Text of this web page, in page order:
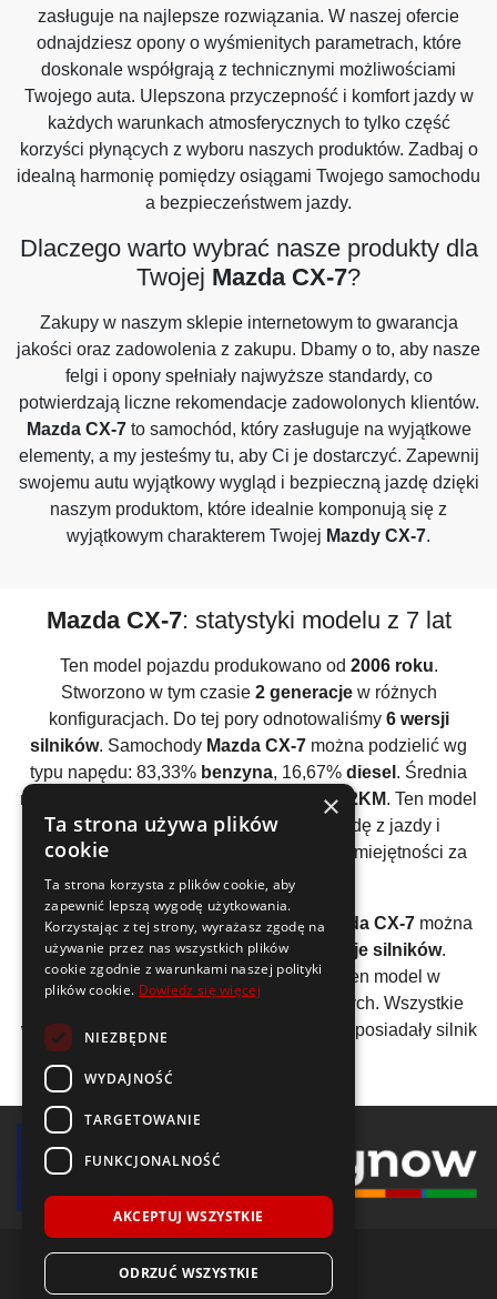
zasługuje na najlepsze rozwiązania. W naszej ofercie
odnajdziesz opony o wyśmienitych parametrach, które
doskonale współgrają z technicznymi możliwościami
Twojego auta. Ulepszona przyczepność i komfort jazdy w
każdych warunkach atmosferycznych to tylko część
korzyści płynących z wyboru naszych produktów. Zadbaj o
idealną harmonię pomiędzy osiągami Twojego samochodu
a bezpieczeństwem jazdy.
Dlaczego warto wybrać nasze produkty dla
Twojej Mazda CX-7?
Zakupy w naszym sklepie internetowym to gwarancja
jakości oraz zadowolenia z zakupu. Dbamy o to, aby nasze
felgi i opony spełniały najwyższe standardy, co
potwierdzają liczne rekomendacje zadowolonych klientów.
Mazda CX-7to samochód, który zasługuje na wyjątkowe
elementy, a my jesteśmy tu, aby Ci je dostarczyć. Zapewnij
swojemu autu wyjątkowy wygląd i bezpieczną jazdę dzięki
naszym produktom, które idealnie komponują się z
wyjątkowym charakterem Twojej Mazdy CX-7.
Mazda CX-7: statystyki modelu z 7 lat
Ten model pojazdu produkowano od 2006 roku.
Stworzono w tym czasie 2 generacjew różnych
konfiguracjach. Do tej pory odnotowaliśmy 6 wersji
silników. Samochody Mazda CX-7 można podzielić wg
typu napędu: 83,33% benzyna, 16,67% diesel . Średnia
moc wszystkich używanych silników to222KM. Ten model
auta posiada silniki, które dają już frajdę z jazdy i
pozwalają bardziej przetestować swoje umiejętności za
kierownicą.
Analizując wszystkie generacje autaMazda CX-7 można
wyliczyć, że średnio stworzono
3 wersje silników.
Producent zdecydował się oferować ten model w
ograniczonej gamie jednostek napędowych. Wszystkie
wyprodukowane samochody
posiadały silnik
×
Ta strona używa plików
cookie
Ta strona korzysta z plików cookie, aby
zapewnić lepszą wygodę użytkowania.
Korzystając z tej strony, wyrażasz zgodę na
używanie przez nas wszystkich plików
cookie zgodnie z warunkami naszej polityki
plików cookie. Dowiedz się więcej
NIEZBĘDNE
WYDAJNOŚĆ
TARGETOWANIE
FUNKCJONALNOŚĆ
AKCEPTUJ WSZYSTKIE
ODRZUĆ WSZYSTKIE